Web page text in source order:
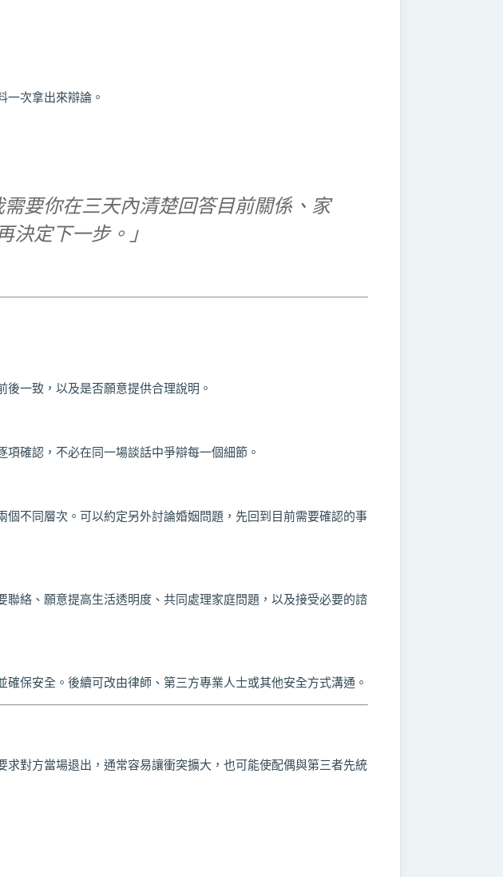
一次拿出來辯論。
要你在三天內清楚回答目前關係、家
決定下一步。」
一致，以及是否願意提供合理說明。
確認，不必在同一場談話中爭辯每一個細節。
不同層次。可以約定另外討論婚姻問題，先回到目前需要確認的事
絡、願意提高生活透明度、共同處理家庭問題，以及接受必要的諮
保安全。後續可改由律師、第三方專業人士或其他安全方式溝通。
對方當場退出，通常容易讓衝突擴大，也可能使配偶與第三者先統